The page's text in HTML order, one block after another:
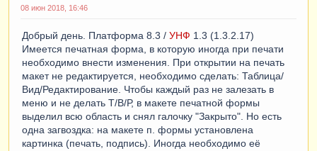
08 июн 2018, 16:46
Добрый день. Платформа 8.3 / УНФ 1.3 (1.3.2.17)
Имеется печатная форма, в которую иногда при печати
необходимо внести изменения. При открытии на печать
макет не редактируется, необходимо сделать: Таблица/
Вид/Редактирование. Чтобы каждый раз не залезать в
меню и не делать Т/В/Р, в макете печатной формы
выделил всю область и снял галочку "Закрыто". Но есть
одна загвоздка: на макете п. формы установлена
картинка (печать, подпись). Иногда необходимо её